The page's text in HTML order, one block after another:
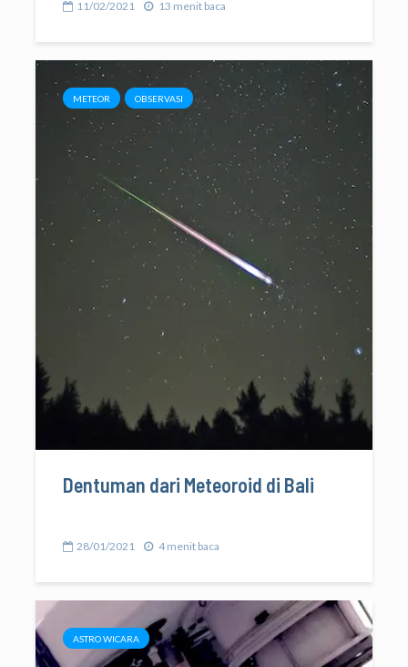
11/02/2021 13 menit baca
METEOR OBSERVASI
Dentuman dari Meteoroid di Bali
28/01/2021 4 menit baca
ASTRO WICARA